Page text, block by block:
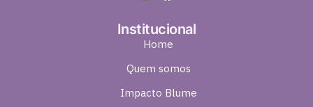
Institucional
Home
Quem somos
Impacto Blume